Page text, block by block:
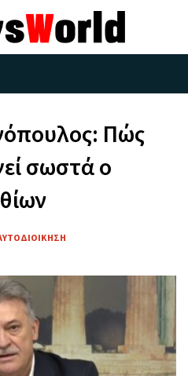
Πώς
σωστά ο